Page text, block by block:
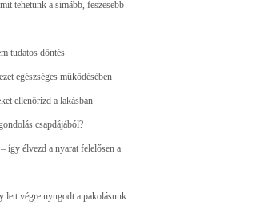
tehetünk a simább, feszesebb
tudatos döntés
egészséges működésében
ellenőrizd a lakásban
csapdájából?
így élvezd a nyarat felelősen a
lett végre nyugodt a pakolásunk